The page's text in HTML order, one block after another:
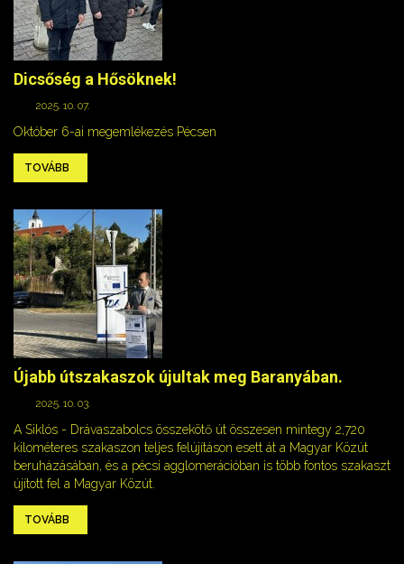
Dicsőség a Hősöknek!
2025. 10. 07.
Október 6-ai megemlékezés Pécsen
TOVÁBB
Újabb útszakaszok újultak meg Baranyában.
2025. 10. 03.
A Siklós - Drávaszabolcs összekötő út összesen mintegy 2,720
kilométeres szakaszon teljes felújításon esett át a Magyar Közút
beruházásában, és a pécsi agglomerációban is több fontos szakaszt
újított fel a Magyar Közút.
TOVÁBB